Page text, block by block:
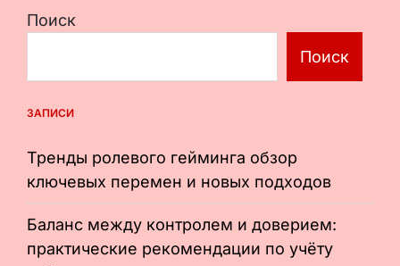
Поиск
Поиск
ЗАПИСИ
Тренды ролевого гейминга обзор
ключевых перемен и новых подходов
Баланс между контролем и доверием:
практические рекомендации по учёту